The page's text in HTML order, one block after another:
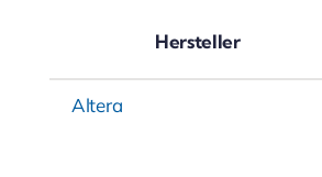
Hersteller
Altera